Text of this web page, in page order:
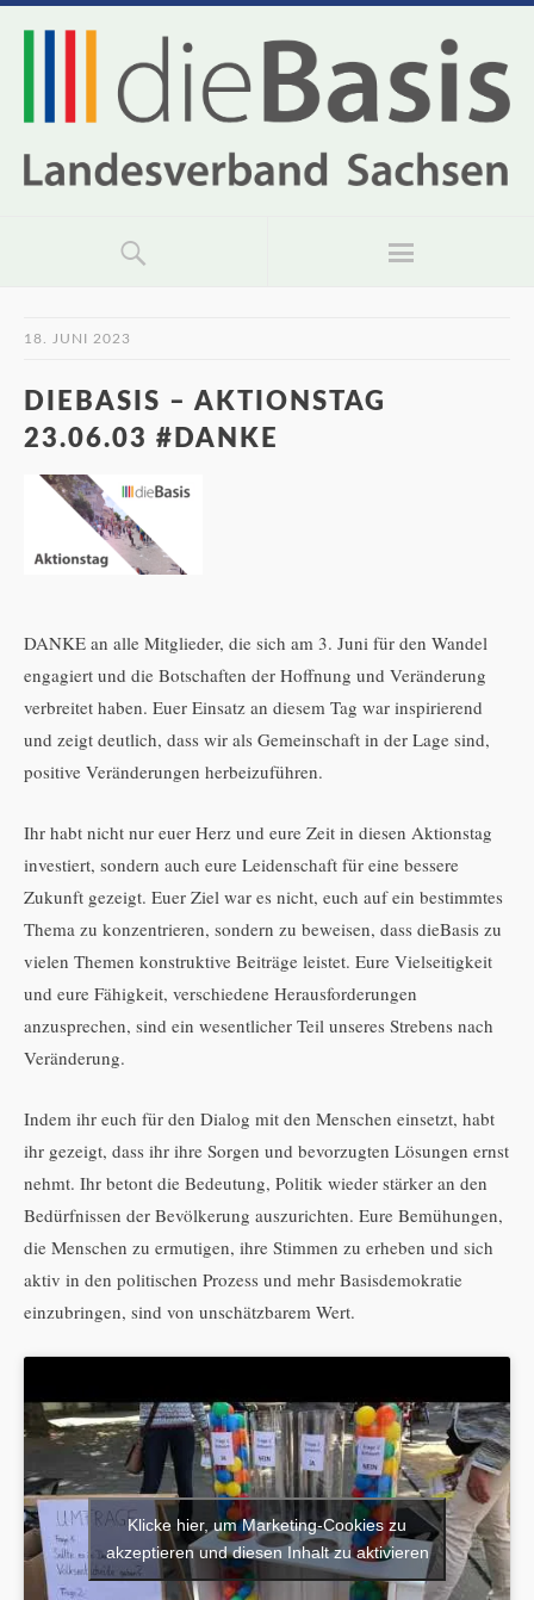
18. JUNI 2023
DIEBASIS – AKTIONSTAG
23.06.03 #DANKE
DANKE an alle Mitglieder, die sich am 3. Juni für den Wandel
engagiert und die Botschaften der Hoffnung und Veränderung
verbreitet haben. Euer Einsatz an diesem Tag war inspirierend
und zeigt deutlich, dass wir als Gemeinschaft in der Lage sind,
positive Veränderungen herbeizuführen.
Ihr habt nicht nur euer Herz und eure Zeit in diesen Aktionstag
investiert, sondern auch eure Leidenschaft für eine bessere
Zukunft gezeigt. Euer Ziel war es nicht, euch auf ein bestimmtes
Thema zu konzentrieren, sondern zu beweisen, dass dieBasis zu
vielen Themen konstruktive Beiträge leistet. Eure Vielseitigkeit
und eure Fähigkeit, verschiedene Herausforderungen
anzusprechen, sind ein wesentlicher Teil unseres Strebens nach
Veränderung.
Indem ihr euch für den Dialog mit den Menschen einsetzt, habt
ihr gezeigt, dass ihr ihre Sorgen und bevorzugten Lösungen ernst
nehmt. Ihr betont die Bedeutung, Politik wieder stärker an den
Bedürfnissen der Bevölkerung auszurichten. Eure Bemühungen,
die Menschen zu ermutigen, ihre Stimmen zu erheben und sich
aktiv in den politischen Prozess und mehr Basisdemokratie
einzubringen, sind von unschätzbarem Wert.
Klicke hier, um Marketing-Cookies zu
akzeptieren und diesen Inhalt zu aktivieren